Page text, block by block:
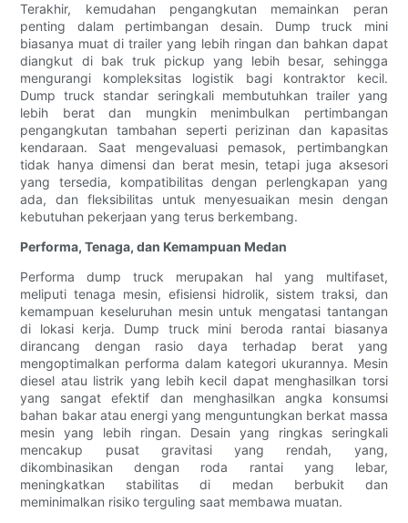
Terakhir, kemudahan pengangkutan memainkan peran
penting dalam pertimbangan desain. Dump truck mini
biasanya muat di trailer yang lebih ringan dan bahkan dapat
diangkut di bak truk pickup yang lebih besar, sehingga
mengurangi kompleksitas logistik bagi kontraktor kecil.
Dump truck standar seringkali membutuhkan trailer yang
lebih berat dan mungkin menimbulkan pertimbangan
pengangkutan tambahan seperti perizinan dan kapasitas
kendaraan. Saat mengevaluasi pemasok, pertimbangkan
tidak hanya dimensi dan berat mesin, tetapi juga aksesori
yang tersedia, kompatibilitas dengan perlengkapan yang
ada, dan fleksibilitas untuk menyesuaikan mesin dengan
kebutuhan pekerjaan yang terus berkembang.
Performa, Tenaga, dan Kemampuan Medan
Performa dump truck merupakan hal yang multifaset,
meliputi tenaga mesin, efisiensi hidrolik, sistem traksi, dan
kemampuan keseluruhan mesin untuk mengatasi tantangan
di lokasi kerja. Dump truck mini beroda rantai biasanya
dirancang dengan rasio daya terhadap berat yang
mengoptimalkan performa dalam kategori ukurannya. Mesin
diesel atau listrik yang lebih kecil dapat menghasilkan torsi
yang sangat efektif dan menghasilkan angka konsumsi
bahan bakar atau energi yang menguntungkan berkat massa
mesin yang lebih ringan. Desain yang ringkas seringkali
mencakup pusat gravitasi yang rendah, yang,
dikombinasikan dengan roda rantai yang lebar,
meningkatkan stabilitas di medan berbukit dan
meminimalkan risiko terguling saat membawa muatan.